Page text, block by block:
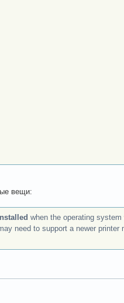
вещи:
when the operating
need to support a newer